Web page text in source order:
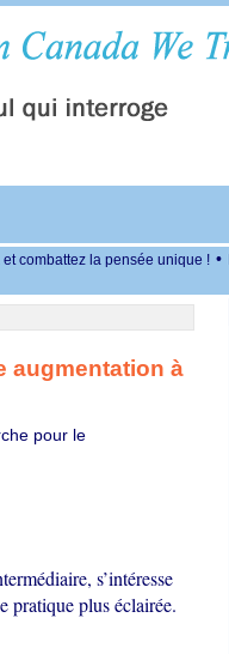
combattez la pensée unique ! •
augmentation à
pour le
s’intéresse
pratique plus éclairée.